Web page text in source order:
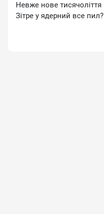
Невже нове тисячоліття
Зітре у ядерний все пил?